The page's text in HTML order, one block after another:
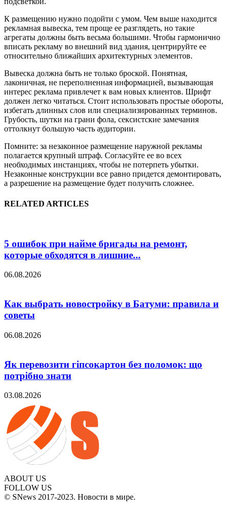
К размещению нужно подойти с умом. Чем выше находится
рекламная вывеска, тем проще ее разглядеть, но такие
агрегаты должны быть весьма большими. Чтобы гармонично
вписать рекламу во внешний вид здания, центрируйте ее
относительно ближайших архитектурных элементов.
Вывеска должна быть не только броской. Понятная,
лаконичная, не переполненная информацией, вызывающая
интерес реклама привлечет к вам новых клиентов. Шрифт
должен легко читаться. Стоит использовать простые обороты,
избегать длинных слов или специализированных терминов.
Грубость, шутки на грани фола, сексистские замечания
оттолкнут большую часть аудитории.
Помните: за незаконное размещение наружной рекламы
полагается крупный штраф. Согласуйте ее во всех
необходимых инстанциях, чтобы не потерпеть убытки.
Незаконные конструкции все равно придется демонтировать,
а разрешение на размещение будет получить сложнее.
RELATED ARTICLES
5 ошибок при найме бригады на ремонт,
которые обходятся в лишние...
06.08.2026
Как выбрать новостройку в Батуми: правила и
советы
06.08.2026
Як перевозити гіпсокартон без поломок: що
потрібно знати
03.08.2026
ABOUT US
FOLLOW US
© SNews 2017-2023. Новости в мире.